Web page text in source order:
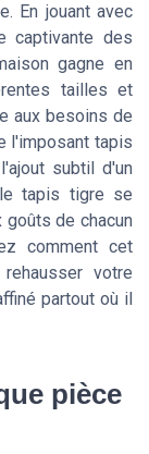
En jouant avec
captivante des
gagne en
tailles et
aux besoins de
l'imposant tapis
subtil d'un
tapis tigre se
de chacun
comment cet
votre
partout où il
pièce